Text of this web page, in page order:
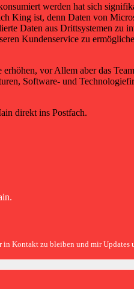
werden hat sich
King ist, denn Daten von
Daten aus Drittsystemen zu
Kundenservice zu
vor Allem aber das
Software- und
direkt ins Postfach.
in Kontakt zu bleiben und mir